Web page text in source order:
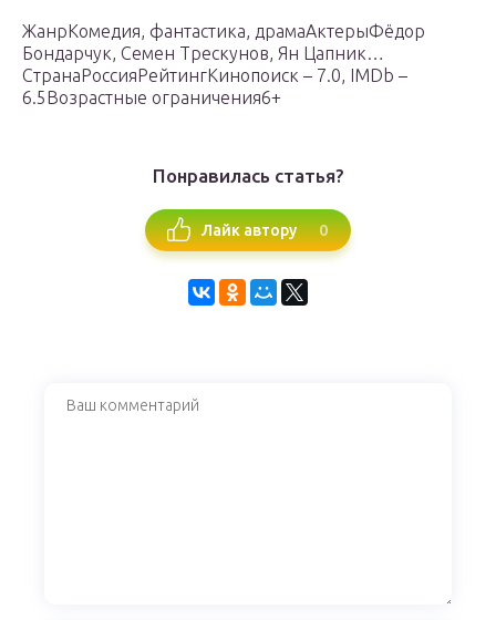
ЖанрКомедия, фантастика, драмаАктерыФёдор
Бондарчук, Семен Трескунов, Ян Цапник…
СтранаРоссияРейтингКинопоиск – 7.0, IMDb –
6.5Возрастные ограничения6+
Понравилась статья?
Лайк автору 0